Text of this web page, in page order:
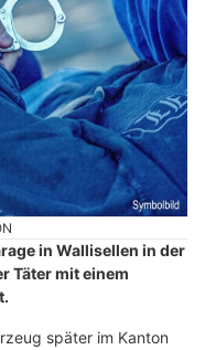
in Wallisellen in der
Täter mit einem
später im Kanton